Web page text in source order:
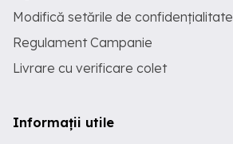
Modifică setările de confidențialitate
Regulament Campanie
Livrare cu verificare colet
Informații utile